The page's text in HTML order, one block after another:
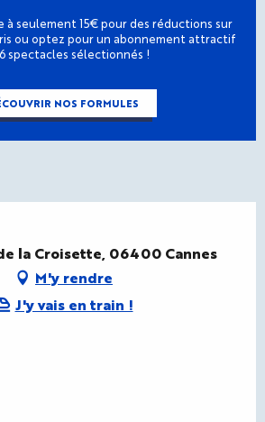
à seulement 15€ pour des réductions sur
ou optez pour un abonnement attractif
spectacles sélectionnés !
NOS FORMULES
la Croisette, 06400 Cannes
M'y rendre
J'y vais en train !